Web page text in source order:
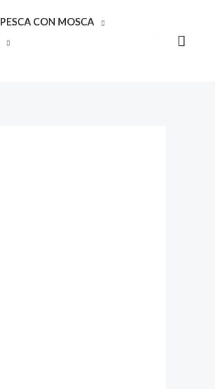
PESCA CON MOSCA
Buscar